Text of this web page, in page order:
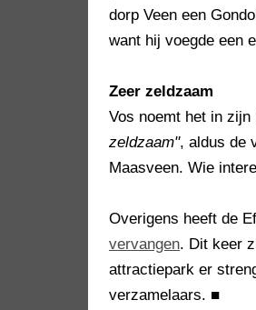
dorp Veen een
want hij voegde een
Zeer zeldzaam
Vos noemt het in
zeldzaam", aldus de
Maasveen. Wie
Overigens heeft de
vervangen. Dit keer
attractiepark er
verzamelaars. ■